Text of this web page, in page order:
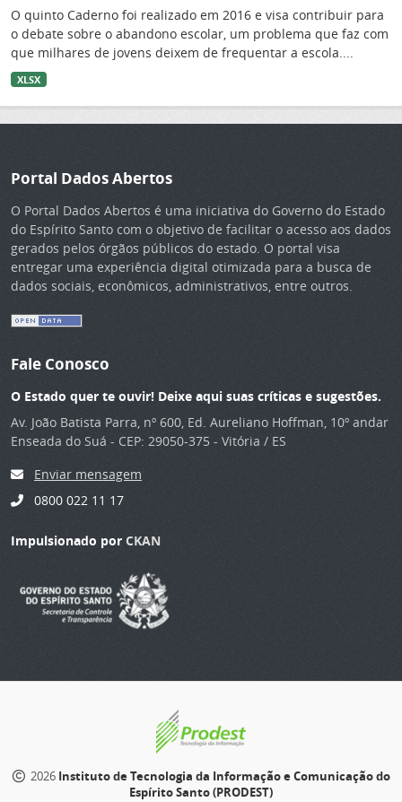
O quinto Caderno foi realizado em 2016 e visa contribuir para
o debate sobre o abandono escolar, um problema que faz com
que milhares de jovens deixem de frequentar a escola....
XLSX
Portal Dados Abertos
O Portal Dados Abertos é uma iniciativa do Governo do Estado
do Espírito Santo com o objetivo de facilitar o acesso aos dados
gerados pelos órgãos públicos do estado. O portal visa
entregar uma experiência digital otimizada para a busca de
dados sociais, econômicos, administrativos, entre outros.
Fale Conosco
O Estado quer te ouvir! Deixe aqui suas críticas e sugestões.
Av. João Batista Parra, nº 600, Ed. Aureliano Hoffman, 10º andar
Enseada do Suá - CEP: 29050-375 - Vitória / ES
Enviar mensagem
0800 022 11 17
Impulsionado por CKAN
2026 Instituto de Tecnologia da Informação e Comunicação do
Espírito Santo (PRODEST)